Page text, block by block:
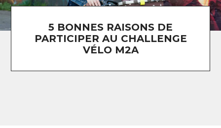
5 BONNES RAISONS DE
PARTICIPER AU CHALLENGE
VÉLO M2A